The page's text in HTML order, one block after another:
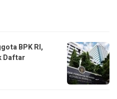
BPK RI,
Daftar